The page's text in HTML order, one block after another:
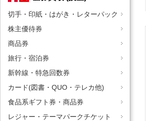
切手・印紙・はがき・レターパック
株主優待券
商品券
旅行・宿泊券
新幹線・特急回数券
カード(図書・QUO・テレカ他)
食品系ギフト券・商品券
レジャー・テーマパークチケット